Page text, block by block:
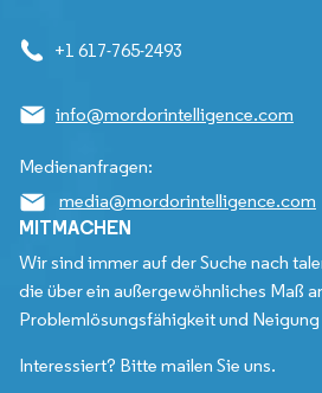
+1 617-765-2493
info@mordorintelligence.com
Medienanfragen:
media@mordorintelligence.com
MITMACHEN
Wir sind immer auf der Suche nach
die über ein außergewöhnliches Maß
Problemlösungsfähigkeit und
Interessiert? Bitte mailen Sie uns.